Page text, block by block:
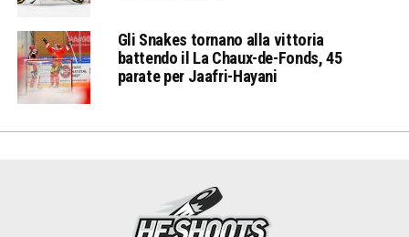
Gli Snakes tornano alla vittoria
battendo il La Chaux-de-Fonds, 45
parate per Jaafri-Hayani